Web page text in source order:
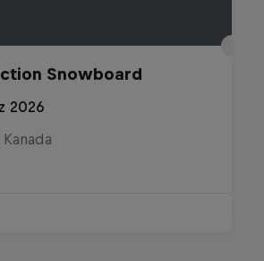
Snowboard
2026